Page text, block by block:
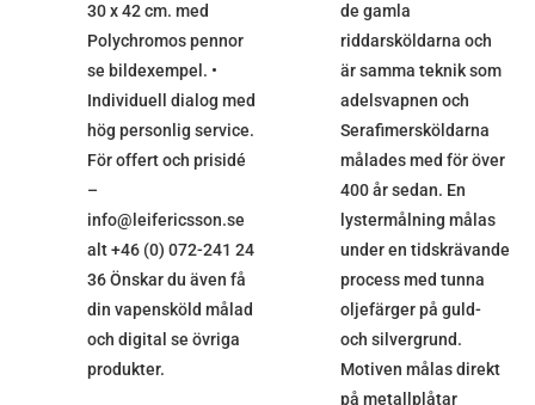
30 x 42 cm. med
Polychromos pennor
se bildexempel. •
Individuell dialog med
hög personlig service.
För offert och prisidé
–
info@leifericsson.se
alt +46 (0) 072-241 24
36 Önskar du även få
din vapensköld målad
och digital se övriga
produkter.
de gamla
riddarsköldarna och
är samma teknik som
adelsvapnen och
Serafimersköldarna
målades med för över
400 år sedan. En
lystermålning målas
under en tidskrävande
process med tunna
oljefärger på guld-
och silvergrund.
Motiven målas direkt
på metallplåtar